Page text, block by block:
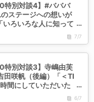
特別対談4】#バババ
ステージへの想いが
ろいろな人に知って
たい」「バーチャルで
7/7
特別対談3】寺嶋由芙
田咲帆（後編）「＜TI
間にしていただいた
6/7